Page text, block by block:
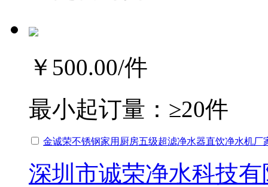
￥500.00/件
最小起订量： ≥20件
金诚荣不锈钢家用厨房五级超滤净水器直饮净水机厂
深圳市诚荣净水科技